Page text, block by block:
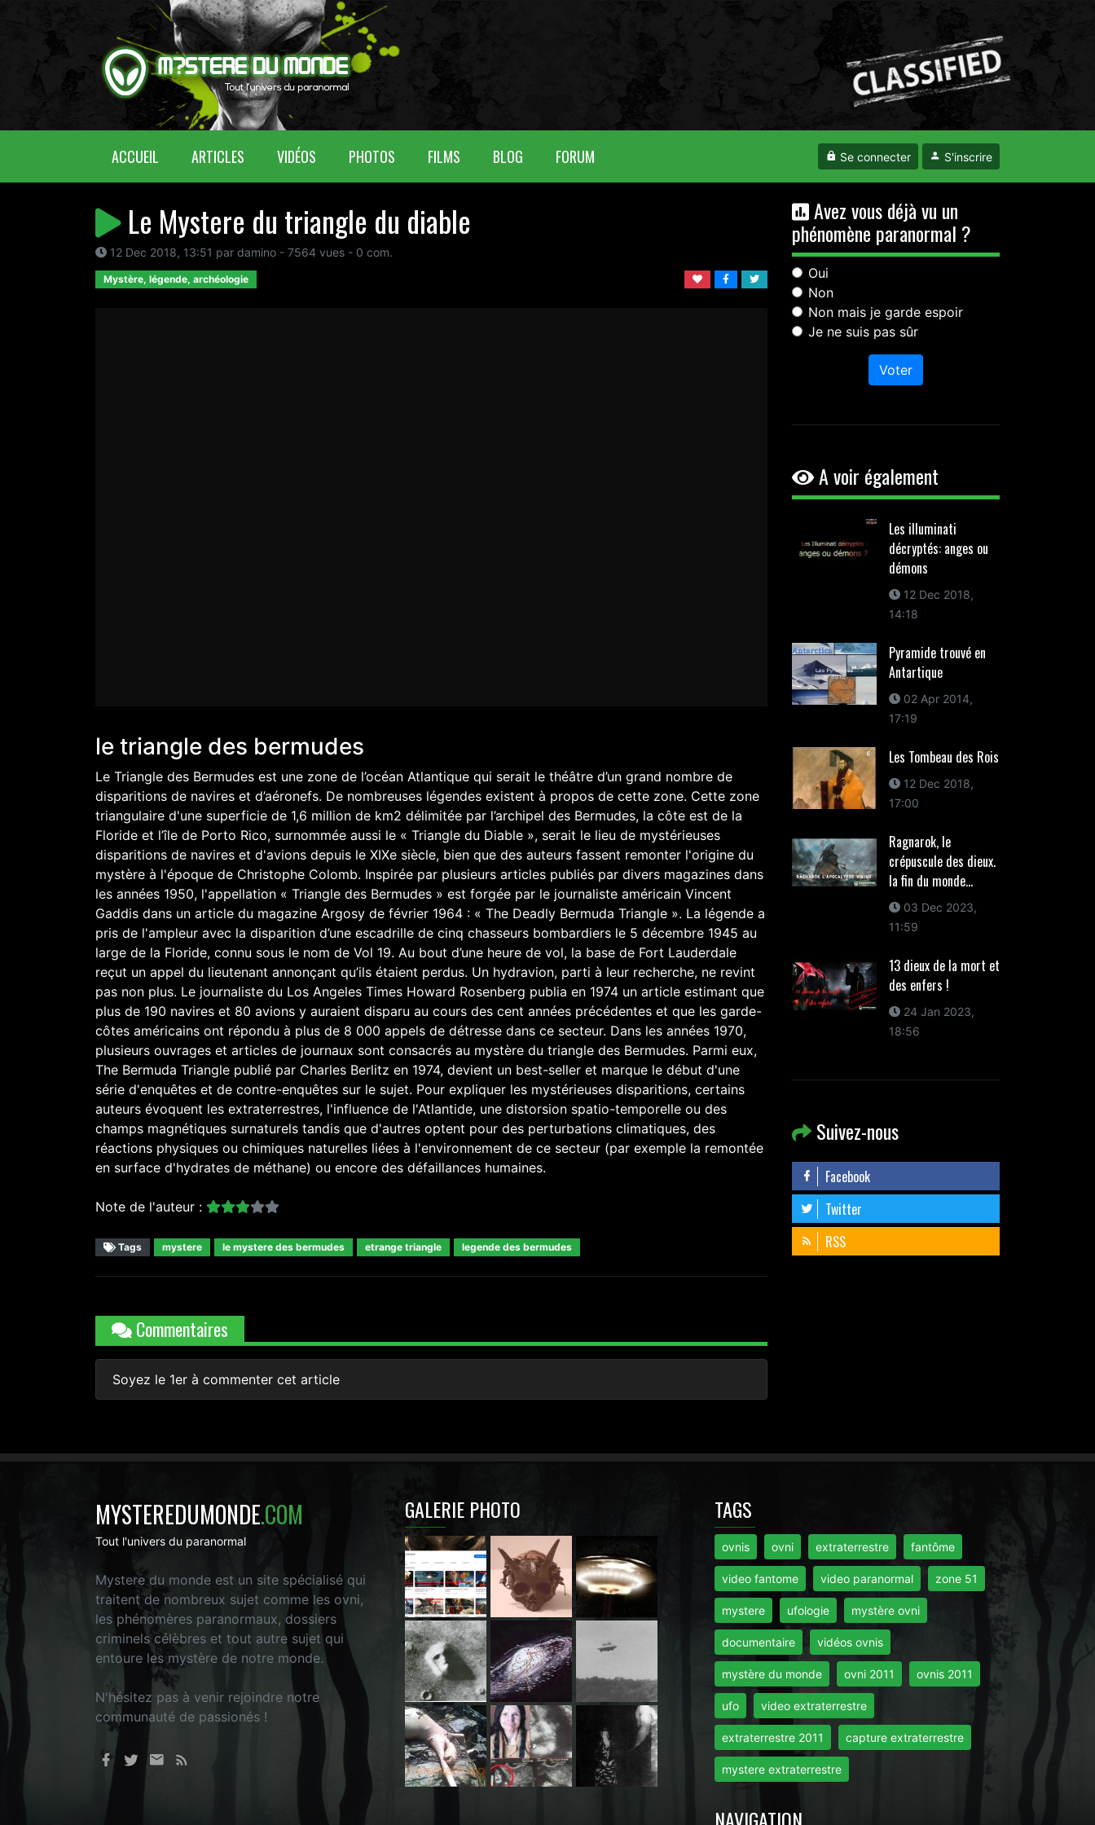
ACCUEIL (CURRENT)ARTICLES VIDÉOS PHOTOS FILMS BLOG FORUM Se connecter S'inscrire
Le Mystere du triangle du diable
12 Dec 2018, 13:51 par damino - 7564 vues - 0 com.
Mystère, légende, archéologie
le triangle des bermudes
Le Triangle des Bermudes est une zone de l’océan Atlantique qui serait le théâtre d’un grand nombre de
disparitions de navires et d’aéronefs. De nombreuses légendes existent à propos de cette zone. Cette zone
triangulaire d'une superficie de 1,6 million de km2 délimitée par l’archipel des Bermudes, la côte est de la
Floride et l’île de Porto Rico, surnommée aussi le « Triangle du Diable », serait le lieu de mystérieuses
disparitions de navires et d'avions depuis le XIXe siècle, bien que des auteurs fassent remonter l'origine du
mystère à l'époque de Christophe Colomb. Inspirée par plusieurs articles publiés par divers magazines dans
les années 1950, l'appellation « Triangle des Bermudes » est forgée par le journaliste américain Vincent
Gaddis dans un article du magazine Argosy de février 1964 : « The Deadly Bermuda Triangle ». La légende a
pris de l'ampleur avec la disparition d’une escadrille de cinq chasseurs bombardiers le 5 décembre 1945 au
large de la Floride, connu sous le nom de Vol 19. Au bout d’une heure de vol, la base de Fort Lauderdale
reçut un appel du lieutenant annonçant qu’ils étaient perdus. Un hydravion, parti à leur recherche, ne revint
pas non plus. Le journaliste du Los Angeles Times Howard Rosenberg publia en 1974 un article estimant que
plus de 190 navires et 80 avions y auraient disparu au cours des cent années précédentes et que les garde-
côtes américains ont répondu à plus de 8 000 appels de détresse dans ce secteur. Dans les années 1970,
plusieurs ouvrages et articles de journaux sont consacrés au mystère du triangle des Bermudes. Parmi eux,
The Bermuda Triangle publié par Charles Berlitz en 1974, devient un best-seller et marque le début d'une
série d'enquêtes et de contre-enquêtes sur le sujet. Pour expliquer les mystérieuses disparitions, certains
auteurs évoquent les extraterrestres, l'influence de l'Atlantide, une distorsion spatio-temporelle ou des
champs magnétiques surnaturels tandis que d'autres optent pour des perturbations climatiques, des
réactions physiques ou chimiques naturelles liées à l'environnement de ce secteur (par exemple la remontée
en surface d'hydrates de méthane) ou encore des défaillances humaines.
Note de l'auteur :
Tags mystere le mystere des bermudes etrange triangle legende des bermudes
Commentaires
Soyez le 1er à commenter cet article
Avez vous déjà vu un
phénomène paranormal ?
Oui
Non
Non mais je garde espoir
Je ne suis pas sûr
Voter
A voir également
Les illuminati
décryptés: anges ou
démons
12 Dec 2018,
14:18
Pyramide trouvé en
Antartique
02 Apr 2014,
17:19
Les Tombeau des Rois
12 Dec 2018,
17:00
Ragnarok, le
crépuscule des dieux.
la fin du monde...
03 Dec 2023,
11:59
13 dieux de la mort et
des enfers !
24 Jan 2023,
18:56
Suivez-nous
Facebook
Twitter
RSS
MYSTEREDUMONDE.COM
Tout l'univers du paranormal
Mystere du monde est un site spécialisé qui
traitent de nombreux sujet comme les ovni,
les phénomères paranormaux, dossiers
criminels célèbres et tout autre sujet qui
entoure les mystère de notre monde.
N'hésitez pas à venir rejoindre notre
communauté de passionés !
GALERIE PHOTO TAGS
ovnis ovni extraterrestre fantôme
video fantome video paranormal zone 51
mystere ufologie mystère ovni
documentaire vidéos ovnis
mystère du monde ovni 2011 ovnis 2011
ufo video extraterrestre
extraterrestre 2011 capture extraterrestre
mystere extraterrestre